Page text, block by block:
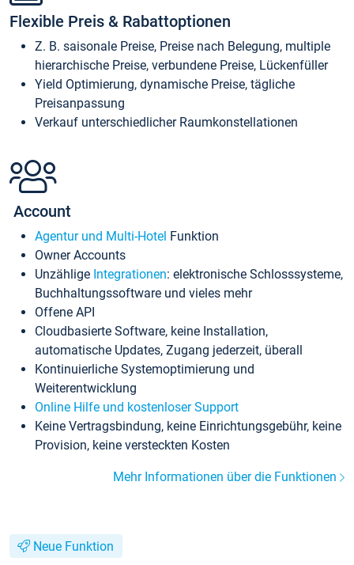
Flexible Preis & Rabattoptionen
Z. B. saisonale Preise, Preise nach Belegung, multiple
hierarchische Preise, verbundene Preise, Lückenfüller
Yield Optimierung, dynamische Preise, tägliche
Preisanpassung
Verkauf unterschiedlicher Raumkonstellationen
Account
Agentur und Multi-Hotel Funktion
Owner Accounts
Unzählige Integrationen: elektronische Schlosssysteme,
Buchhaltungssoftware und vieles mehr
Offene API
Cloudbasierte Software, keine Installation,
automatische Updates, Zugang jederzeit, überall
Kontinuierliche Systemoptimierung und
Weiterentwicklung
Online Hilfe und kostenloser Support
Keine Vertragsbindung, keine Einrichtungsgebühr, keine
Provision, keine versteckten Kosten
Mehr Informationen über die Funktionen
Neue Funktion